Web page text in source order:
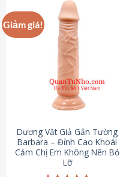
Giảm giá!
Dương Vật Giả Gắn Tường
Barbara – Đỉnh Cao Khoái
Cảm Chị Em Không Nên Bỏ
Lỡ